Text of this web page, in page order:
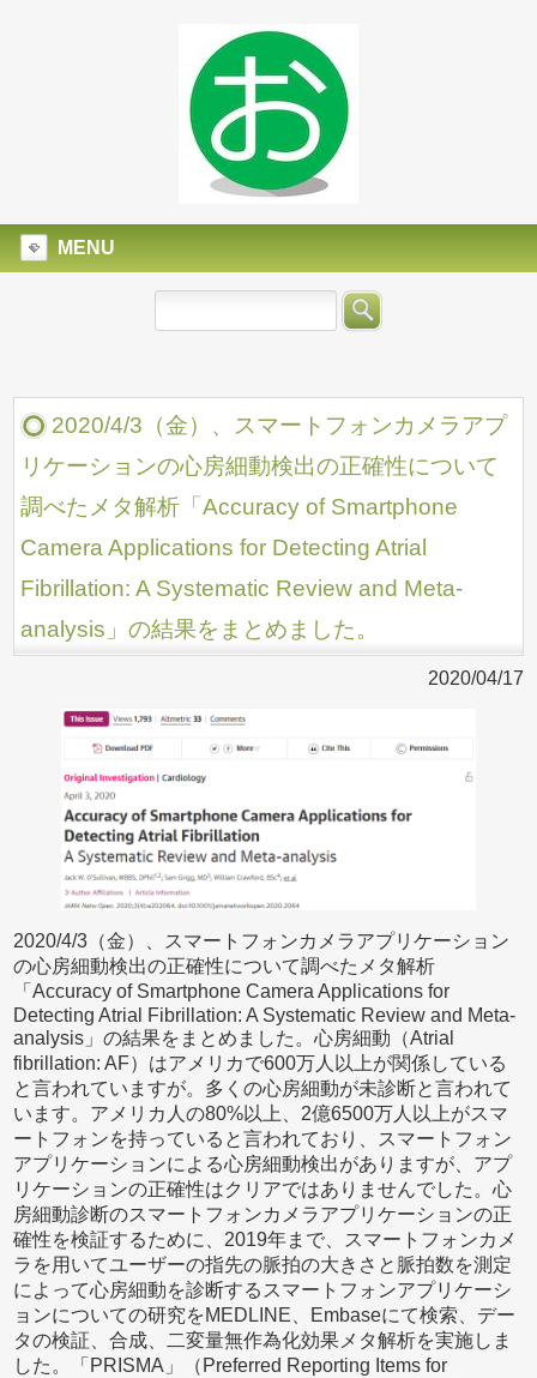
MENU
2020/4/3（金）、スマートフォンカメラアプ
リケーションの心房細動検出の正確性について
調べたメタ解析「Accuracy of Smartphone
Camera Applications for Detecting Atrial
Fibrillation: A Systematic Review and Meta-
analysis」の結果をまとめました。
2020/04/17
2020/4/3（金）、スマートフォンカメラアプリケーション
の心房細動検出の正確性について調べたメタ解析
「Accuracy of Smartphone Camera Applications for
Detecting Atrial Fibrillation: A Systematic Review and Meta-
analysis」の結果をまとめました。心房細動（Atrial
fibrillation: AF）はアメリカで600万人以上が関係している
と言われていますが。多くの心房細動が未診断と言われて
います。アメリカ人の80%以上、2億6500万人以上がスマ
ートフォンを持っていると言われており、スマートフォン
アプリケーションによる心房細動検出がありますが、アプ
リケーションの正確性はクリアではありませんでした。心
房細動診断のスマートフォンカメラアプリケーションの正
確性を検証するために、2019年まで、スマートフォンカメ
ラを用いてユーザーの指先の脈拍の大きさと脈拍数を測定
によって心房細動を診断するスマートフォンアプリケーシ
ョンについての研究をMEDLINE、Embaseにて検索、デー
タの検証、合成、二変量無作為化効果メタ解析を実施しま
した。「PRISMA」（Preferred Reporting Items for